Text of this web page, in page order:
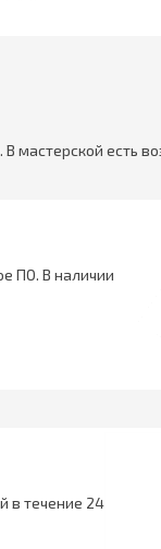
мастерской есть
ПО. В наличии
в течение 24